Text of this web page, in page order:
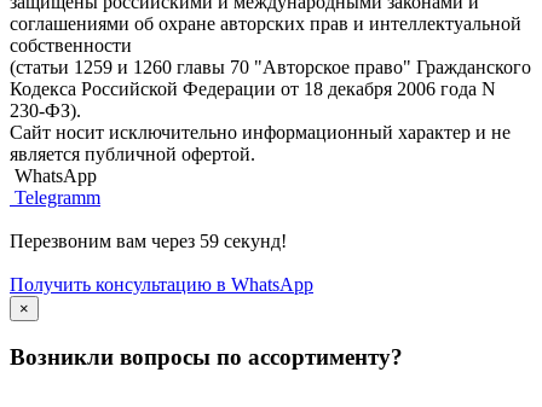
соглашениями об охране авторских прав и интеллектуальной
собственности
(статьи 1259 и 1260 главы 70 "Авторское право" Гражданского
Кодекса Российской Федерации от 18 декабря 2006 года N
230-ФЗ).
Сайт носит исключительно информационный характер и не
является публичной офертой.
WhatsApp
Telegramm
Перезвоним вам через 59 секунд!
Получить консультацию в WhatsApp
×
Возникли вопросы по ассортименту?